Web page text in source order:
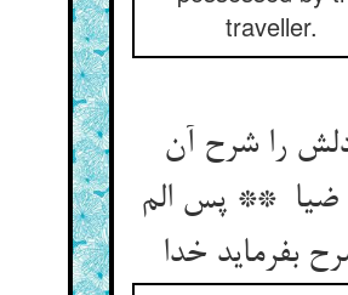
traveller.
را شرح آن
ضیا ** پس الم